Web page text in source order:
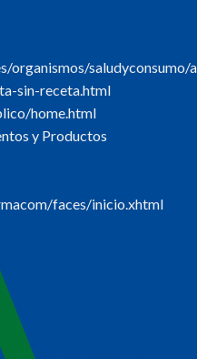
organismos/saludyconsumo/
sin-receta.html
home.html
y Productos
faces/inicio.xhtml